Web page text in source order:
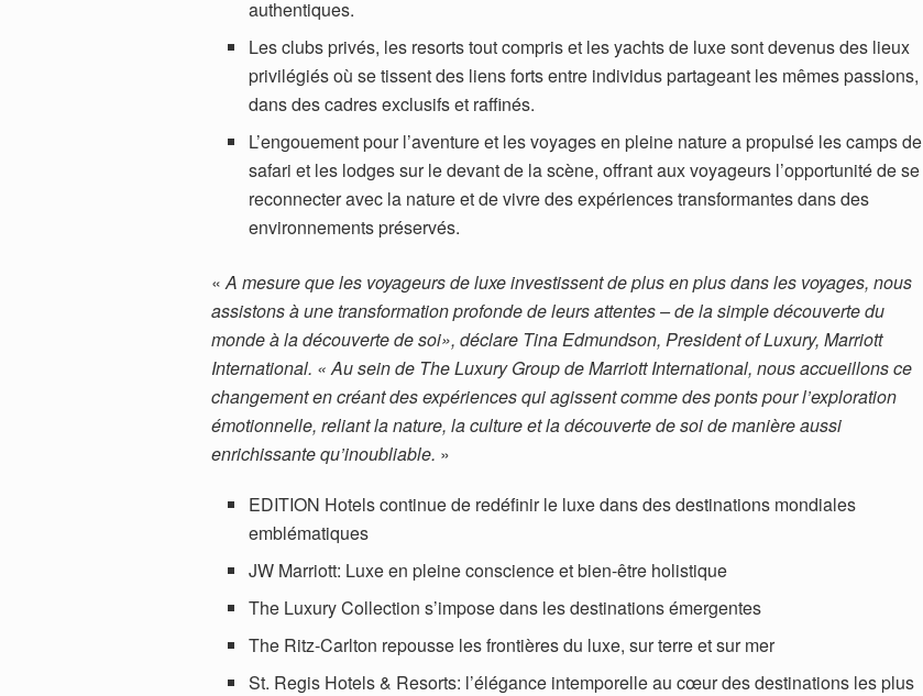
authentiques.
Les clubs privés, les resorts tout compris et les yachts de luxe sont devenus des lieux
privilégiés où se tissent des liens forts entre individus partageant les mêmes passions,
dans des cadres exclusifs et raffinés.
L’engouement pour l’aventure et les voyages en pleine nature a propulsé les camps de
safari et les lodges sur le devant de la scène, offrant aux voyageurs l’opportunité de se
reconnecter avec la nature et de vivre des expériences transformantes dans des
environnements préservés.
«A mesure que les voyageurs de luxe investissent de plus en plus dans les voyages, nous
assistons à une transformation profonde de leurs attentes – de la simple découverte du
monde à la découverte de soi», déclare Tina Edmundson, President of Luxury, Marriott
International. « Au sein de The Luxury Group de Marriott International, nous accueillons ce
changement en créant des expériences qui agissent comme des ponts pour l’exploration
émotionnelle, reliant la nature, la culture et la découverte de soi de manière aussi
enrichissante qu’inoubliable. »
EDITION Hotels continue de redéfinir le luxe dans des destinations mondiales
emblématiques
JW Marriott: Luxe en pleine conscience et bien-être holistique
The Luxury Collection s’impose dans les destinations émergentes
The Ritz-Carlton repousse les frontières du luxe, sur terre et sur mer
St. Regis Hotels & Resorts: l’élégance intemporelle au cœur des destinations les plus